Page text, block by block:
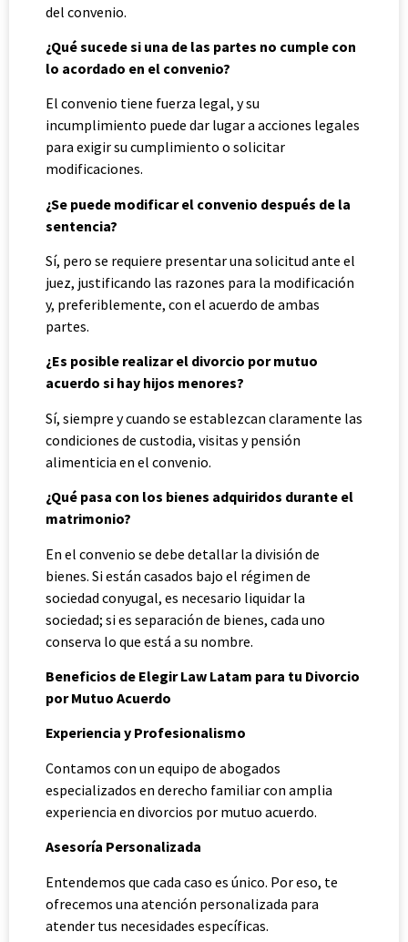
del convenio.
¿Qué sucede si una de las partes no cumple con
lo acordado en el convenio?
El convenio tiene fuerza legal, y su
incumplimiento puede dar lugar a acciones legales
para exigir su cumplimiento o solicitar
modificaciones.
¿Se puede modificar el convenio después de la
sentencia?
Sí, pero se requiere presentar una solicitud ante el
juez, justificando las razones para la modificación
y, preferiblemente, con el acuerdo de ambas
partes.
¿Es posible realizar el divorcio por mutuo
acuerdo si hay hijos menores?
Sí, siempre y cuando se establezcan claramente las
condiciones de custodia, visitas y pensión
alimenticia en el convenio.
¿Qué pasa con los bienes adquiridos durante el
matrimonio?
En el convenio se debe detallar la división de
bienes. Si están casados bajo el régimen de
sociedad conyugal, es necesario liquidar la
sociedad; si es separación de bienes, cada uno
conserva lo que está a su nombre.
Beneficios de Elegir Law Latam para tu Divorcio
por Mutuo Acuerdo
Experiencia y Profesionalismo
Contamos con un equipo de abogados
especializados en derecho familiar con amplia
experiencia en divorcios por mutuo acuerdo.
Asesoría Personalizada
Entendemos que cada caso es único. Por eso, te
ofrecemos una atención personalizada para
atender tus necesidades específicas.